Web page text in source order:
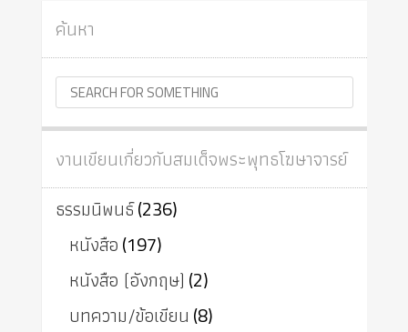
ค้นหา
งานเขียนเกี่ยวกับสมเด็จพระพุทธโฆษาจารย์
ธรรมนิพนธ์(236)
หนังสือ(197)
หนังสือ (อังกฤษ) (2)
บทความ/ข้อเขียน (8)